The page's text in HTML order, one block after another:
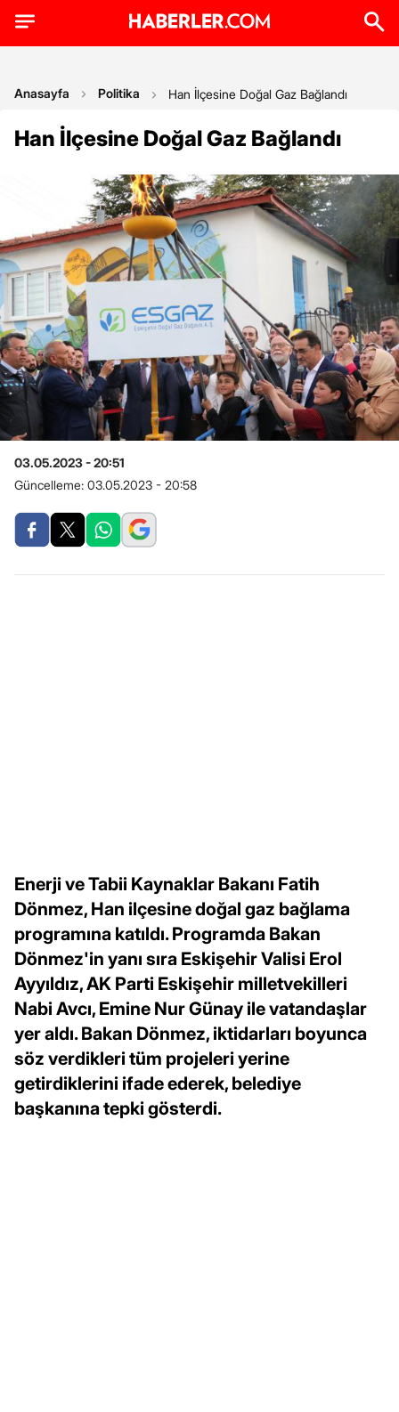
Anasayfa Politika Han İlçesine Doğal Gaz Bağlandı
Han İlçesine Doğal Gaz Bağlandı
03.05.2023 - 20:51
Güncelleme: 03.05.2023 - 20:58
Enerji ve Tabii Kaynaklar Bakanı Fatih
Dönmez, Han ilçesine doğal gaz bağlama
programına katıldı. Programda Bakan
Dönmez'in yanı sıra Eskişehir Valisi Erol
Ayyıldız, AK Parti Eskişehir milletvekilleri
Nabi Avcı, Emine Nur Günay ile vatandaşlar
yer aldı. Bakan Dönmez, iktidarları boyunca
söz verdikleri tüm projeleri yerine
getirdiklerini ifade ederek, belediye
başkanına tepki gösterdi.